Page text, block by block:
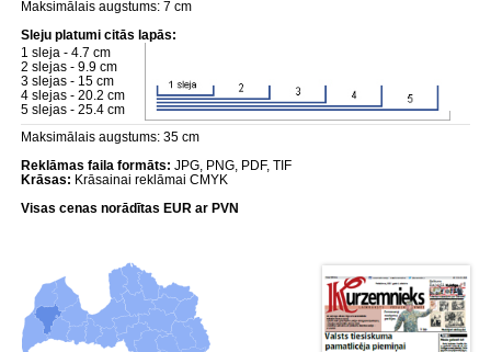
Maksimālais augstums: 7 cm
Sleju platumi citās lapās:
1 sleja - 4.7 cm
2 slejas - 9.9 cm
3 slejas - 15 cm
4 slejas - 20.2 cm
5 slejas - 25.4 cm
Maksimālais augstums: 35 cm
Reklāmas faila formāts: JPG, PNG, PDF, TIF
Krāsas: Krāsainai reklāmai CMYK
Visas cenas norādītas EUR ar PVN